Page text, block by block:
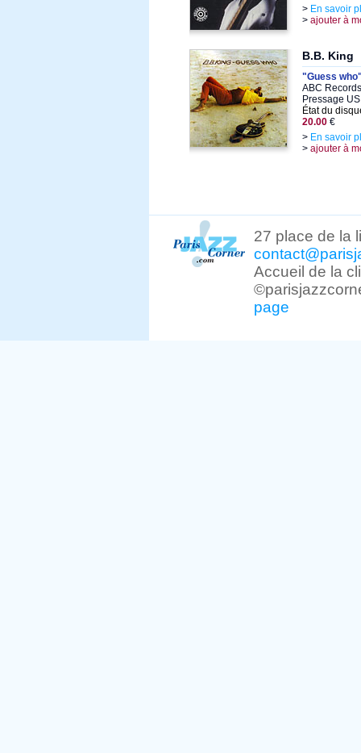
> En savoir
> ajouter à
B.B. King
"Guess
ABC
Pressage US
État du
20.00 €
> En savoir
> ajouter à
27 place de la
Accueil de la
page